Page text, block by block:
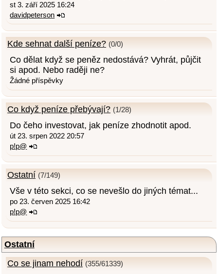
st 3. září 2025 16:24
davidpeterson
Kde sehnat další peníze? (0/0)
Co dělat když se peněz nedostává? Vyhrát, půjčit
si apod. Nebo raději ne?
Žádné příspěvky
Co když peníze přebývají? (1/28)
Do čeho investovat, jak peníze zhodnotit apod.
út 23. srpen 2022 20:57
p!p@
Ostatní (7/149)
Vše v této sekci, co se nevešlo do jiných témat...
po 23. červen 2025 16:42
p!p@
Ostatní
Co se jinam nehodí (355/61339)